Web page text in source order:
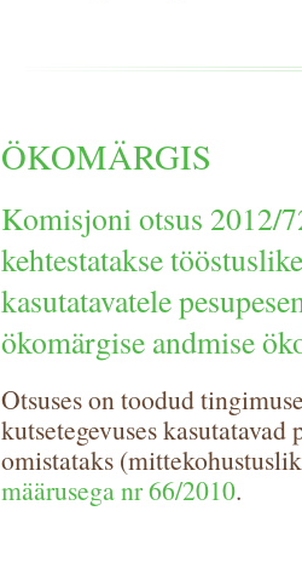
ÖKOMÄRGIS
Komisjoni otsus 2012/
kehtestatakse
kasutatavatele
ökomärgise andmise
Otsuses on toodud
kutsetegevuses
omistataks
määrusega nr 66/2010.